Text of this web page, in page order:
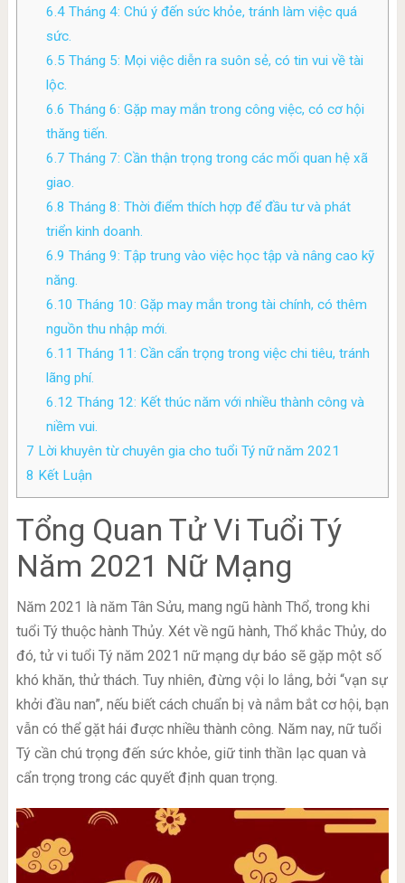
6.4 Tháng 4: Chú ý đến sức khỏe, tránh làm việc quá
sức.
6.5 Tháng 5: Mọi việc diễn ra suôn sẻ, có tin vui về tài
lộc.
6.6 Tháng 6: Gặp may mắn trong công việc, có cơ hội
thăng tiến.
6.7 Tháng 7: Cần thận trọng trong các mối quan hệ xã
giao.
6.8 Tháng 8: Thời điểm thích hợp để đầu tư và phát
triển kinh doanh.
6.9 Tháng 9: Tập trung vào việc học tập và nâng cao kỹ
năng.
6.10 Tháng 10: Gặp may mắn trong tài chính, có thêm
nguồn thu nhập mới.
6.11 Tháng 11: Cần cẩn trọng trong việc chi tiêu, tránh
lãng phí.
6.12 Tháng 12: Kết thúc năm với nhiều thành công và
niềm vui.
7 Lời khuyên từ chuyên gia cho tuổi Tý nữ năm 2021
8 Kết Luận
Tổng Quan Tử Vi Tuổi Tý
Năm 2021 Nữ Mạng
Năm 2021 là năm Tân Sửu, mang ngũ hành Thổ, trong khi
tuổi Tý thuộc hành Thủy. Xét về ngũ hành, Thổ khắc Thủy, do
đó, tử vi tuổi Tý năm 2021 nữ mạng dự báo sẽ gặp một số
khó khăn, thử thách. Tuy nhiên, đừng vội lo lắng, bởi “vạn sự
khởi đầu nan”, nếu biết cách chuẩn bị và nắm bắt cơ hội, bạn
vẫn có thể gặt hái được nhiều thành công. Năm nay, nữ tuổi
Tý cần chú trọng đến sức khỏe, giữ tinh thần lạc quan và
cẩn trọng trong các quyết định quan trọng.